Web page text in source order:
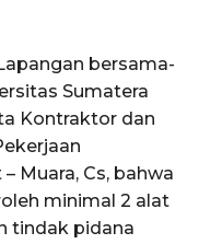
bersama-
Sumatera
Kontraktor dan
Muara, Cs, bahwa
minimal 2 alat
tindak pidana